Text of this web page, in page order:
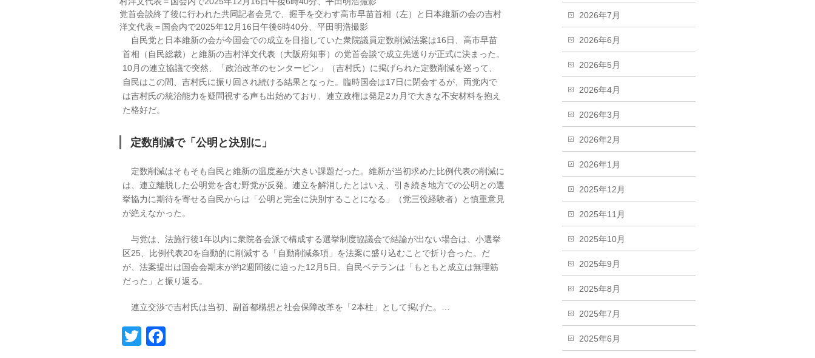
党首会談終了後に行われた共同記者会見で、握手を交わす高市早苗首相（左）と日本維新の会の吉村
洋文代表＝国会内で2025年12月16日午後6時40分、平田明浩撮影
自民党と日本維新の会が今国会での成立を目指していた衆院議員定数削減法案は16日、高市早苗
首相（自民総裁）と維新の吉村洋文代表（大阪府知事）の党首会談で成立先送りが正式に決まった。
10月の連立協議で突然、「政治改革のセンターピン」（吉村氏）に掲げられた定数削減を巡って、
自民はこの間、吉村氏に振り回され続ける結果となった。臨時国会は17日に閉会するが、両党内で
は吉村氏の統治能力を疑問視する声も出始めており、連立政権は発足2カ月で大きな不安材料を抱え
た格好だ。
定数削減で「公明と決別に」
定数削減はそもそも自民と維新の温度差が大きい課題だった。維新が当初求めた比例代表の削減に
は、連立離脱した公明党を含む野党が反発。連立を解消したとはいえ、引き続き地方での公明との選
挙協力に期待を寄せる自民からは「公明と完全に決別することになる」（党三役経験者）と慎重意見
が絶えなかった。
与党は、法施行後1年以内に衆院各会派で構成する選挙制度協議会で結論が出ない場合は、小選挙
区25、比例代表20を自動的に削減する「自動削減条項」を法案に盛り込むことで折り合った。だ
が、法案提出は国会会期末が約2週間後に迫った12月5日。自民ベテランは「もともと成立は無理筋
だった」と振り返る。
連立交渉で吉村氏は当初、副首都構想と社会保障改革を「2本柱」として掲げた。…
Twitter
2026年7月
2026年6月
2026年5月
2026年4月
2026年3月
2026年2月
2026年1月
2025年12月
2025年11月
2025年10月
2025年9月
2025年8月
2025年7月
2025年6月